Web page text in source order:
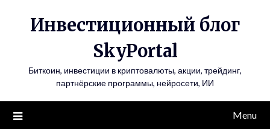
Инвестиционный блог
SkyPortal
Биткоин, инвестиции в криптовалюты, акции, трейдинг,
партнёрские программы, нейросети, ИИ
Menu